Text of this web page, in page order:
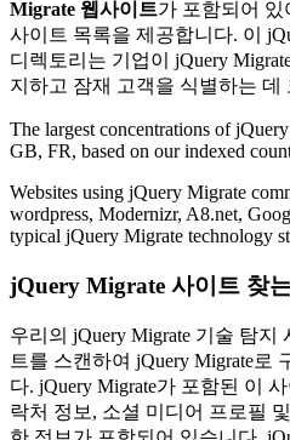
Migrate 웹사이트가 포함되어 있
사이트 목록을 제공합니다. 이
디렉토리는 기업이 jQuery
지하고 잠재 고객을 식별하는 데
The largest concentrations of
GB, FR, based on our indexed
Websites using jQuery Migrate
wordpress, Modernizr, A8.net,
typical jQuery Migrate technology
jQuery Migrate 사이트 찾
우리의 jQuery Migrate 기술 탐지
트를 스캔하여 jQuery Migrate로
다. jQuery Migrate가 포함된 이
락처 정보, 소셜 미디어 프로필